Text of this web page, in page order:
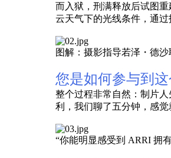
而入狱，刑满释放后试图
云天气下的光线条件，通过
图解：摄影指导若泽・德
您是如何参与到
整个过程非常自然：制片
利，我们聊了五分钟，感觉
“你能明显感受到 ARRI 拥